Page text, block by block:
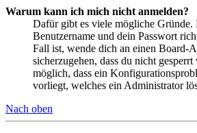
Warum kann ich mich nicht anmelden?
Dafür gibt es viele mögliche Gründe.
Benutzername und dein Passwort
Fall ist, wende dich an einen Board-
sicherzugehen, dass du nicht
möglich, dass ein
vorliegt, welches ein Administrator
Nach oben